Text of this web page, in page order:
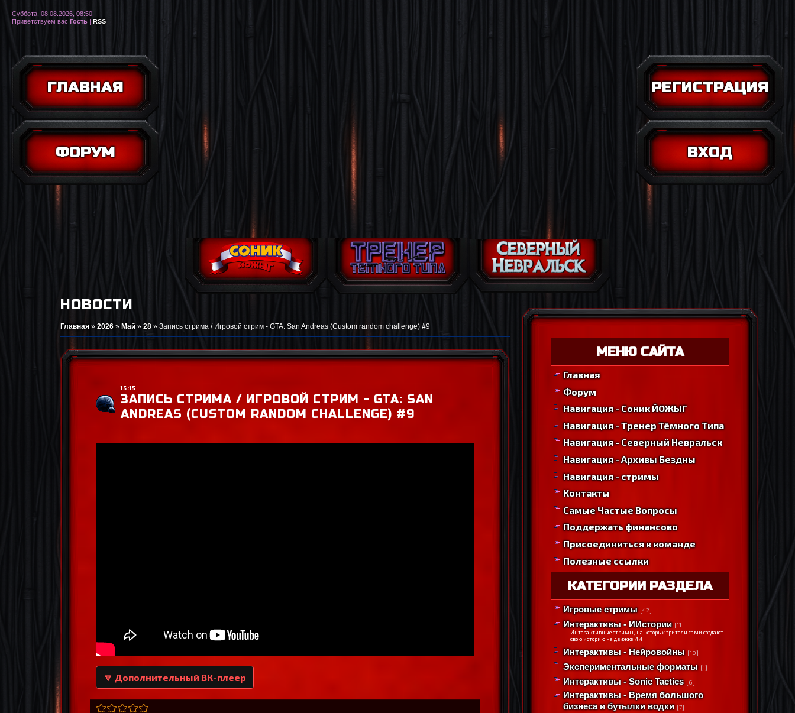
ГЛАВНАЯ
ФОРУМ
РЕГИСТРАЦИЯ
ВХОД
Суббота, 08.08.2026, 08:50
Приветствуем вас Гость | RSS
НОВОСТИ
Главная » 2026 » Май » 28 » Запись стрима / Игровой стрим - GTA: San Andreas (Custom random challenge) #9
15:15
ЗАПИСЬ СТРИМА / ИГРОВОЙ СТРИМ - GTA: SAN
ANDREAS (CUSTOM RANDOM CHALLENGE) #9
🔽 Дополнительный ВК-плеер
МЕНЮ САЙТА
Главная
Форум
Навигация - Соник ЙОЖЫГ
Навигация - Тренер Тёмного Типа
Навигация - Северный Невральск
Навигация - Архивы Бездны
Навигация - стримы
Контакты
Самые Частые Вопросы
Поддержать финансово
Присоединиться к команде
Полезные ссылки
КАТЕГОРИИ РАЗДЕЛА
Игровые стримы [42]
Интерактивы - ИИстории [11]
Интерактивные стримы, на которых зрители сами создают
свою историю на движке ИИ
Интерактивы - Нейровойны [10]
Экспериментальные форматы [1]
Интерактивы - Sonic Tactics [6]
Интерактивы - Время большого
бизнеса и бутылки водки [7]